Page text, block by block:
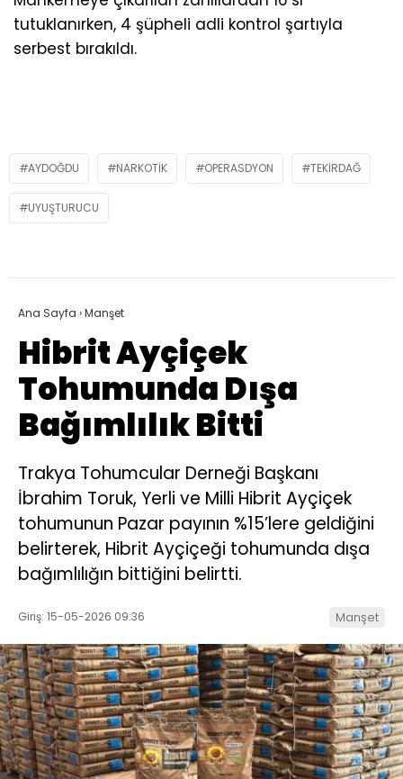
tutuklanırken, 4 şüpheli adli kontrol şartıyla
serbest bırakıldı.
AYDOĞDU NARKOTIK OPERASDYON TEKIRDAĞ
UYUŞTURUCU
Ana Sayfa ›Manşet
Hibrit Ayçiçek
Tohumunda Dışa
Bağımlılık Bitti
Trakya Tohumcular Derneği Başkanı
İbrahim Toruk, Yerli ve Milli Hibrit Ayçiçek
tohumunun Pazar payının %15’lere geldiğini
belirterek, Hibrit Ayçiçeği tohumunda dışa
bağımlılığın bittiğini belirtti.
Giriş: 15-05-2026 09:36 Manşet